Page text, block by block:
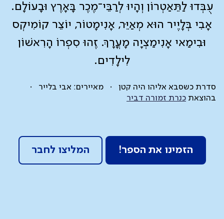
עֻבְּדוּ לַתֵּאַטְרוֹן וְהָיוּ לְרַבֵּי־מֶכֶר בָּאָרֶץ וּבָעוֹלָם.
אָבִי בְּלָיֶיר הוּא מְאַיֵּר, אָנִימָטוֹר, יוֹצֵר קוֹמִיקְס
וּבִימַאי אָנִימַצְיָה מָעֳרָךְ. זֶהוּ סִפְרוֹ הָרִאשׁוֹן
לִילָדִים.
סדרת כשסבא אליהו היה קטן
מאיירים: אבי בלייר
בהוצאת כנרת זמורה דביר
הזמינו את הספר! המליצו לחבר